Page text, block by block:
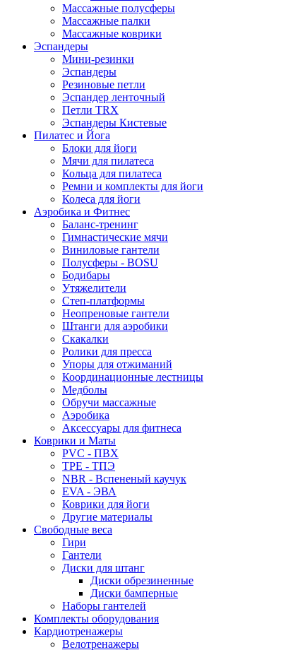
Массажные полусферы
Массажные палки
Массажные коврики
Эспандеры
Мини-резинки
Эспандеры
Резиновые петли
Эспандер ленточный
Петли TRX
Эспандеры Кистевые
Пилатес и Йога
Блоки для йоги
Мячи для пилатеса
Кольца для пилатеса
Ремни и комплекты для йоги
Колеса для йоги
Аэробика и Фитнес
Баланс-тренинг
Гимнастические мячи
Виниловые гантели
Полусферы - BOSU
Бодибары
Утяжелители
Степ-платформы
Неопреновые гантели
Штанги для аэробики
Скакалки
Ролики для пресса
Упоры для отжиманий
Координационные лестницы
Медболы
Обручи массажные
Аэробика
Аксессуары для фитнеса
Коврики и Маты
PVC - ПВХ
TPE - ТПЭ
NBR - Вспененый каучук
EVA - ЭВА
Коврики для йоги
Другие материалы
Свободные веса
Гири
Гантели
Диски для штанг
Диски обрезиненные
Диски бамперные
Наборы гантелей
Комплекты оборудования
Кардиотренажеры
Велотренажеры